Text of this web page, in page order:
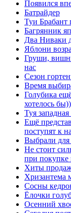
Появился
Батрайдер
Туи Брабант
Багрянник
Два Ниваки
Яблони
Груши,
нас
Сезон
Время
Голубика
хотелось бы))
Туя
Ещё
поступят к
Выбрали для
Не стоит
при покупке
Хиты продаж
Хризантема
Сосны
Ёлочки
Осенний